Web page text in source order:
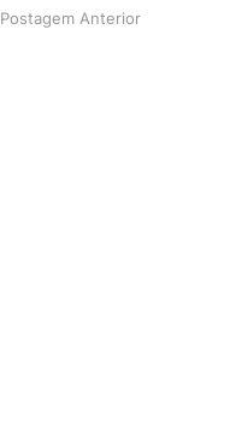
Postagem Anterior